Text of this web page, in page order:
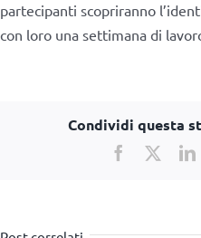
partecipanti scopriranno
con loro una settimana di
Condividi questa
Facebook
X